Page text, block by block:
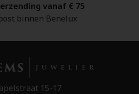
vanaf € 75
binnen Benelux
15-17